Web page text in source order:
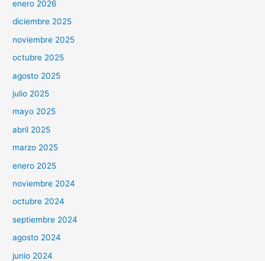
enero 2026
diciembre 2025
noviembre 2025
octubre 2025
agosto 2025
julio 2025
mayo 2025
abril 2025
marzo 2025
enero 2025
noviembre 2024
octubre 2024
septiembre 2024
agosto 2024
junio 2024